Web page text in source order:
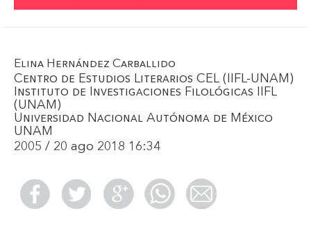
Elina Hernández Carballido
Centro de Estudios Literarios CEL (IIFL-UNAM)
Instituto de Investigaciones Filológicas IIFL
(UNAM)
Universidad Nacional Autónoma de México
UNAM
2005 / 20 ago 2018 16:34